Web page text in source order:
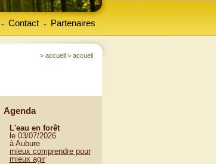
Contact
- Partenaires
-
> accueil > accueil
Agenda
L'eau en forêt
le 03/07/2026
à Aubure
mieux comprendre pour
mieux agir